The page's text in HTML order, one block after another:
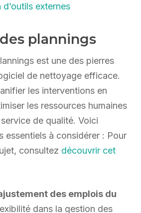
externes
plannings
est une des pierres
de nettoyage efficace.
les interventions en
les ressources humaines
de qualité. Voici
essentiels à considérer : Pour
consultez découvrir cet
des emplois du
dans la gestion des